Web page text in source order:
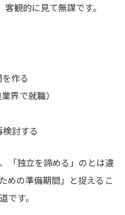
観的に見て無謀です。
作る
界で就職）
討する
「独立を諦める」のとは違
めの準備期間」と捉えるこ
です。